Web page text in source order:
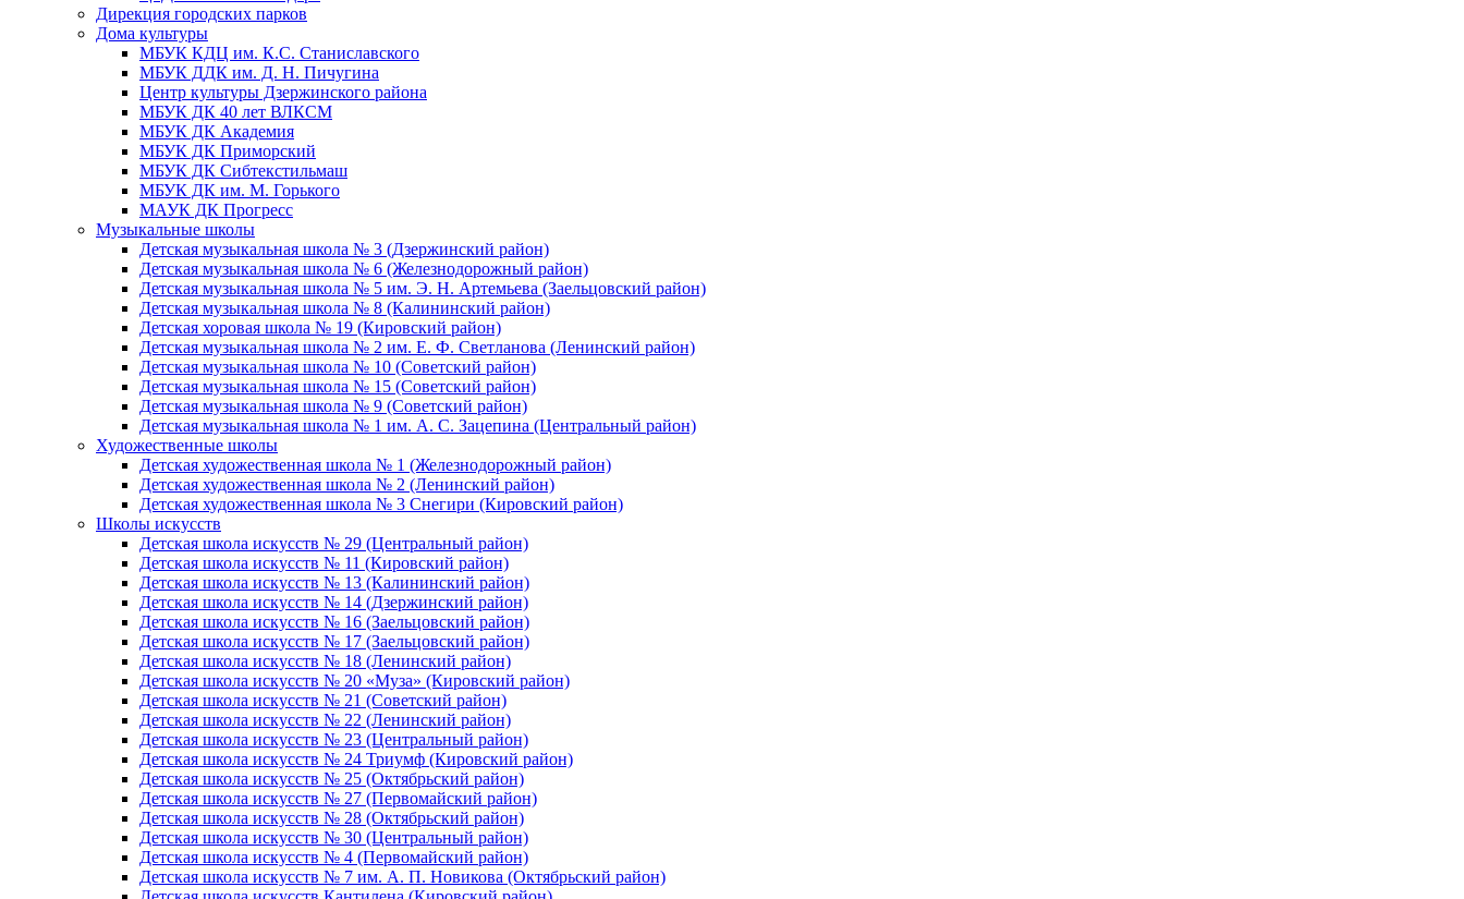
Дирекция городских парков
Дома культуры
МБУК КДЦ им. К.С. Станиславского
МБУК ДДК им. Д. Н. Пичугина
Центр культуры Дзержинского района
МБУК ДК 40 лет ВЛКСМ
МБУК ДК Академия
МБУК ДК Приморский
МБУК ДК Сибтекстильмаш
МБУК ДК им. М. Горького
МАУК ДК Прогресс
Музыкальные школы
Детская музыкальная школа № 3 (Дзержинский район)
Детская музыкальная школа № 6 (Железнодорожный район)
Детская музыкальная школа № 5 им. Э. Н. Артемьева (Заельцовский район)
Детская музыкальная школа № 8 (Калининский район)
Детская хоровая школа № 19 (Кировский район)
Детская музыкальная школа № 2 им. Е. Ф. Светланова (Ленинский район)
Детская музыкальная школа № 10 (Советский район)
Детская музыкальная школа № 15 (Советский район)
Детская музыкальная школа № 9 (Советский район)
Детская музыкальная школа № 1 им. А. С. Зацепина (Центральный район)
Художественные школы
Детская художественная школа № 1 (Железнодорожный район)
Детская художественная школа № 2 (Ленинский район)
Детская художественная школа № 3 Снегири (Кировский район)
Школы искусств
Детская школа искусств № 29 (Центральный район)
Детская школа искусств № 11 (Кировский район)
Детская школа искусств № 13 (Калининский район)
Детская школа искусств № 14 (Дзержинский район)
Детская школа искусств № 16 (Заельцовский район)
Детская школа искусств № 17 (Заельцовский район)
Детская школа искусств № 18 (Ленинский район)
Детская школа искусств № 20 «Муза» (Кировский район)
Детская школа искусств № 21 (Советский район)
Детская школа искусств № 22 (Ленинский район)
Детская школа искусств № 23 (Центральный район)
Детская школа искусств № 24 Триумф (Кировский район)
Детская школа искусств № 25 (Октябрьский район)
Детская школа искусств № 27 (Первомайский район)
Детская школа искусств № 28 (Октябрьский район)
Детская школа искусств № 30 (Центральный район)
Детская школа искусств № 4 (Первомайский район)
Детская школа искусств № 7 им. А. П. Новикова (Октябрьский район)